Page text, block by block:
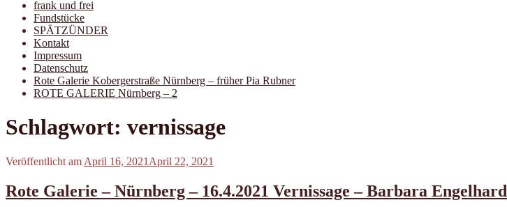
frank und frei
Fundstücke
SPÄTZÜNDER
Kontakt
Impressum
Datenschutz
Rote Galerie Kobergerstraße Nürnberg – früher Pia Rubner
ROTE GALERIE Nürnberg – 2
Schlagwort: vernissage
Veröffentlicht am April 16, 2021 April 22, 2021
Rote Galerie – Nürnberg – 16.4.2021 Vernissage – Barbara Engelhard